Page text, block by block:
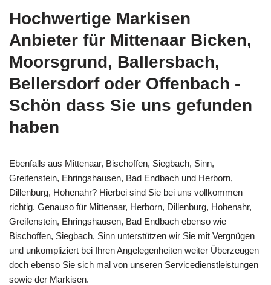
Hochwertige Markisen
Anbieter für Mittenaar Bicken,
Moorsgrund, Ballersbach,
Bellersdorf oder Offenbach -
Schön dass Sie uns gefunden
haben
Ebenfalls aus Mittenaar, Bischoffen, Siegbach, Sinn,
Greifenstein, Ehringshausen, Bad Endbach und Herborn,
Dillenburg, Hohenahr? Hierbei sind Sie bei uns vollkommen
richtig. Genauso für Mittenaar, Herborn, Dillenburg, Hohenahr,
Greifenstein, Ehringshausen, Bad Endbach ebenso wie
Bischoffen, Siegbach, Sinn unterstützen wir Sie mit Vergnügen
und unkompliziert bei Ihren Angelegenheiten weiter Überzeugen
doch ebenso Sie sich mal von unseren Servicedienstleistungen
sowie der Markisen.